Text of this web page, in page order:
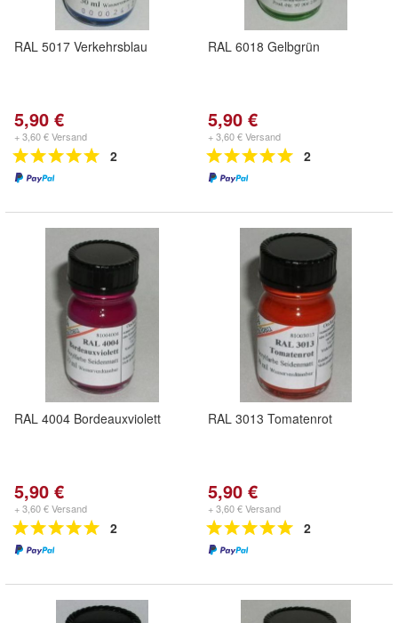
RAL 5017 Verkehrsblau
5,90 €
+ 3,60 € Versand
2
RAL 6018 Gelbgrün
5,90 €
+ 3,60 € Versand
2
RAL 4004 Bordeauxviolett
5,90 €
+ 3,60 € Versand
2
RAL 3013 Tomatenrot
5,90 €
+ 3,60 € Versand
2